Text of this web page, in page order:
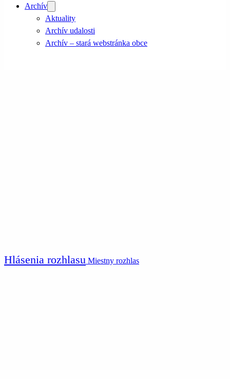
Archív
Aktuality
Archív udalosti
Archív – stará webstránka obce
Hlásenia rozhlasu Miestny rozhlas